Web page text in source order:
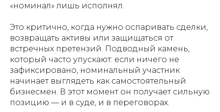
«номинал» лишь исполнял.
Это критично, когда нужно оспаривать сделки,
возвращать активы или защищаться от
встречных претензий. Подводный камень,
который часто упускают: если ничего не
зафиксировано, номинальный участник
начинает выглядеть как самостоятельный
бизнесмен. В этот момент он получает сильную
позицию — и в суде, и в переговорах.